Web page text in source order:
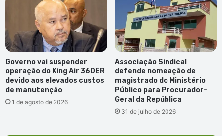
Governo vai suspender
operação do King Air 360ER
devido aos elevados custos
de manutenção
1 de agosto de 2026
Associação Sindical
defende nomeação de
magistrado do Ministério
Público para Procurador-
Geral da República
31 de julho de 2026